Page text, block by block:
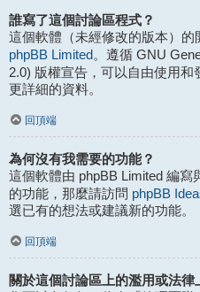
誰寫了這個討論區程式？
這個軟體（未經修改的版本）
phpBB Limited。遵循 GNU
2.0) 版權宣告，可以自由使用和
更詳細的資料。
回頂端
為何沒有我需要的功能？
這個軟體由 phpBB Limited 編
的功能，那麼請訪問 phpBB
選已有的想法或建議新的功能。
回頂端
關於這個討論區上的濫用或法